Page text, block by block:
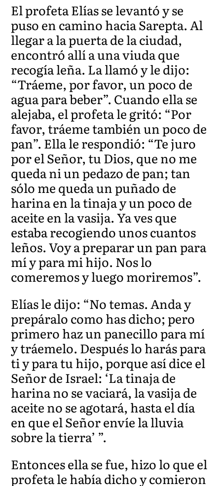
El profeta Elías se levantó y se
puso en camino hacia Sarepta. Al
llegar a la puerta de la ciudad,
encontró allí a una viuda que
recogía leña. La llamó y le dijo:
“Tráeme, por favor, un poco de
agua para beber”. Cuando ella se
alejaba, el profeta le gritó: “Por
favor, tráeme también un poco de
pan”. Ella le respondió: “Te juro
por el Señor, tu Dios, que no me
queda ni un pedazo de pan; tan
sólo me queda un puñado de
harina en la tinaja y un poco de
aceite en la vasija.Ya ves que
estaba recogiendo unos cuantos
leños. Voy a preparar un pan para
mí y para mi hijo. Nos lo
comeremos y luego moriremos”.
Elías le dijo: “No temas. Anda y
prepáralo como has dicho; pero
primero haz un panecillo para mí
y tráemelo. Después lo harás para
ti y para tu hijo, porque así dice el
Señor de Israel: ‘La tinaja de
harina no se vaciará, la vasija de
aceite nose agotará, hasta el día
en que el Señor envíe la lluvia
sobre la tierra’ ”.
Entonces ella se fue, hizo lo que el
profeta le había dicho y comieron